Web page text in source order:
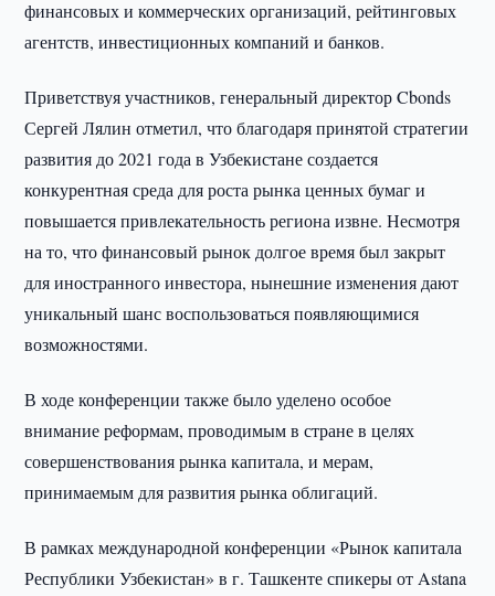
финансовых и коммерческих организаций, рейтинговых
агентств, инвестиционных компаний и банков.
Приветствуя участников, генеральный директор Cbonds
Сергей Лялин отметил, что благодаря принятой стратегии
развития до 2021 года в Узбекистане создается
конкурентная среда для роста рынка ценных бумаг и
повышается привлекательность региона извне. Несмотря
на то, что финансовый рынок долгое время был закрыт
для иностранного инвестора, нынешние изменения дают
уникальный шанс воспользоваться появляющимися
возможностями.
В ходе конференции также было уделено особое
внимание реформам, проводимым в стране в целях
совершенствования рынка капитала, и мерам,
принимаемым для развития рынка облигаций.
В рамках международной конференции «Рынок капитала
Республики Узбекистан» в г. Ташкенте спикеры от Astana